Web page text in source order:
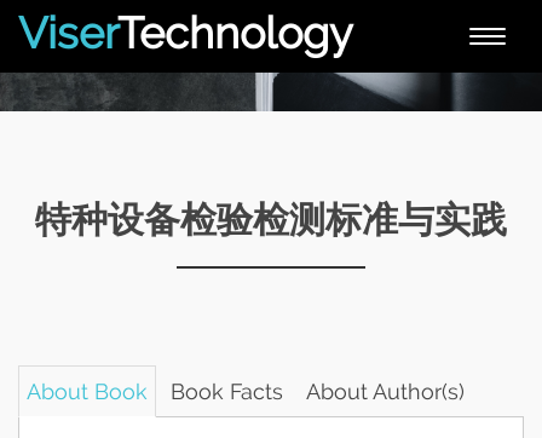
Toggle
ViserTechnology
特种设备检验检测标准与实践
About Book Book Facts About Author(s)